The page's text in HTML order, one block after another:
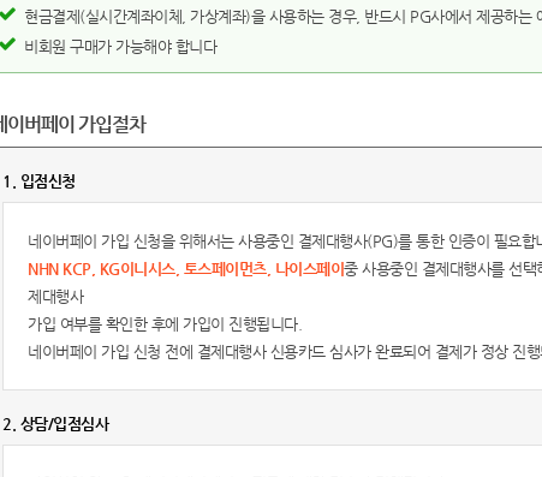
현금결제(실시간계좌이체, 가상계좌)을 사용하는 경우, 반드시 PG사에서 제공하는
비회원 구매가 가능해야 합니다
이버페이 가입절차
1. 입점신청
네이버페이 가입 신청을 위해서는 사용중인 결제대행사(PG)를 통한 인증이 필요합
NHN KCP, KG이니시스, 토스페이먼츠, 나이스페이 중 사용중인 결제대행사를 선
제대행사
가입 여부를 확인한 후에 가입이 진행됩니다.
네이버페이 가입 신청 전에 결제대행사 신용카드 심사가 완료되어 결제가 정상 진행
2. 상담/입점심사